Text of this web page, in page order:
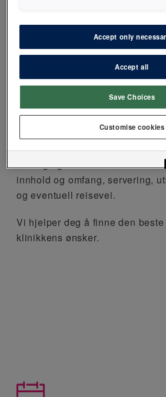
Be om et uforpliktende
Å sende en henvendelse er helt
Sammen finner vi en løsning og
for deg og din klinikk. Pris
innhold og omfang, servering,
og eventuell reisevei.
Vi hjelper deg å finne den
klinikkens ønsker.
Accept only
Accept all
Save Choices
Customise cookies